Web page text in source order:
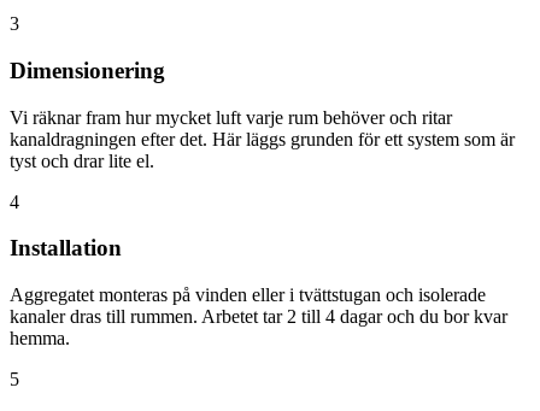
3
Dimensionering
Vi räknar fram hur mycket luft varje rum behöver och ritar
kanaldragningen efter det. Här läggs grunden för ett system som är
tyst och drar lite el.
4
Installation
Aggregatet monteras på vinden eller i tvättstugan och isolerade
kanaler dras till rummen. Arbetet tar 2 till 4 dagar och du bor kvar
hemma.
5